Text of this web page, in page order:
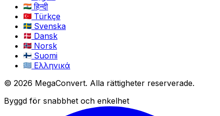
हिन्दी
Türkçe
Svenska
Dansk
Norsk
Suomi
Ελληνικά
© 2026 MegaConvert. Alla rättigheter reserverade.
Byggd för snabbhet och enkelhet